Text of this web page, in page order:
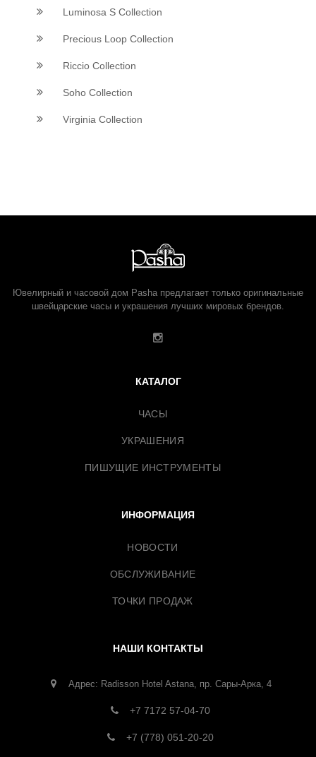
Luminosa S Collection
Precious Loop Collection
Riccio Collection
Soho Collection
Virginia Collection
Ювелирный и часовой дом Pasha предлагает только оригинальные
швейцарские часы и украшения лучших мировых брендов.
КАТАЛОГ
ЧАСЫ
УКРАШЕНИЯ
ПИШУЩИЕ ИНСТРУМЕНТЫ
ИНФОРМАЦИЯ
НОВОСТИ
ОБСЛУЖИВАНИЕ
ТОЧКИ ПРОДАЖ
НАШИ КОНТАКТЫ
Адрес: Radisson Hotel Astana, пр. Сары-Арка, 4
+7 7172 57-04-70
+7 (778) 051-20-20